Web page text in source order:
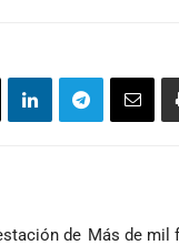
de Más de mil